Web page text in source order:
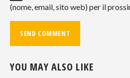
(nome, email, sito web) per il
YOU MAY ALSO LIKE